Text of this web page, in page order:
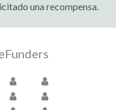
una recompensa.